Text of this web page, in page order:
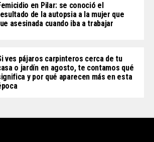
en Pilar: se conoció el
de la autopsia a la mujer que
asesinada cuando iba a trabajar
ves pájaros carpinteros cerca de tu
o jardín en agosto, te contamos qué
y por qué aparecen más en esta